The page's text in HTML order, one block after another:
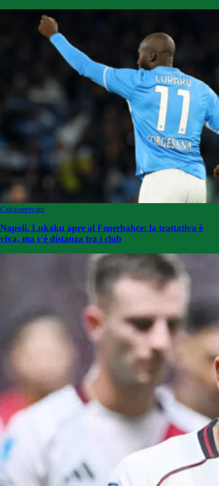
Calciomercato
Napoli, Lukaku apre al Fenerbahce: la trattativa è
viva, ma c'è distanza tra i club